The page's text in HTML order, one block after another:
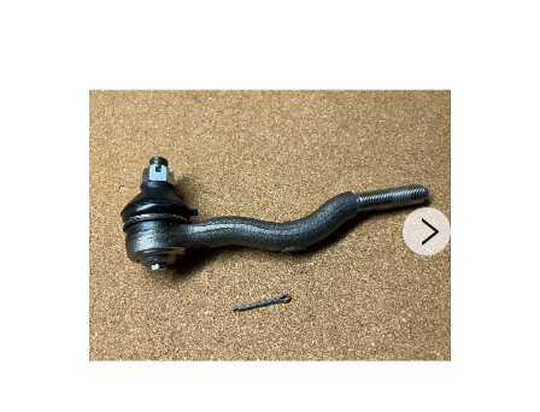
エンジンパーツ 5M-EU
ステアリングパーツ（ピットマンアーム アイドラー
アーム 各種リペアキット タイロッドエンド な
ウエザーストリップ ワイヤー類
セリカXX GA61 MA61 MA63
エンジンパーツ 5M-GEU MA61